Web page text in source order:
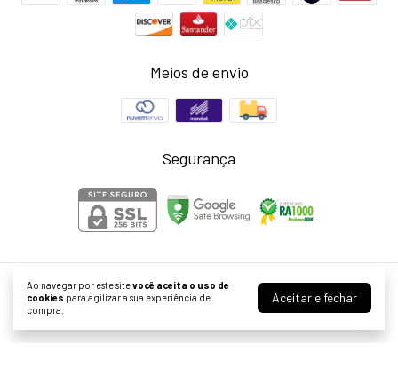
Ao navegar por este sitevocê aceita o uso de
cookies para agilizar a sua experiência de
compra.
Aceitar e fechar
Meios de envio
Segurança
Casa Das Madrinhas | Moda Festa
©2026. CASA DAS MADRINHAS LTDA - 57849771000175. Todos os direitos